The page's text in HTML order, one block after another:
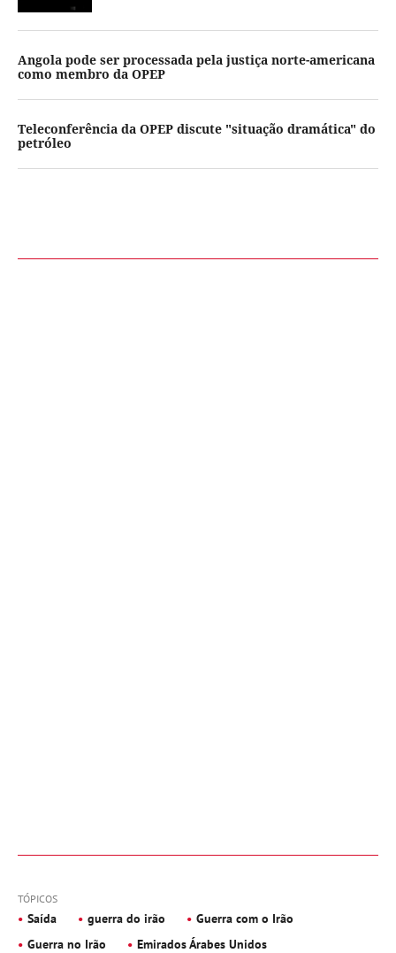
Angola pode ser processada pela justiça norte-americana
como membro da OPEP
Teleconferência da OPEP discute "situação dramática" do
petróleo
TÓPICOS
Saída guerra do irão
Guerra com o Irão
Guerra no Irão
Emirados Árabes Unidos